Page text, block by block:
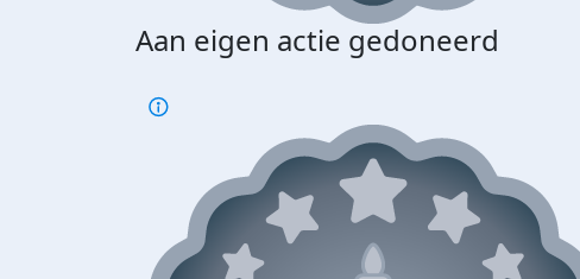
Aan eigen actie gedoneerd